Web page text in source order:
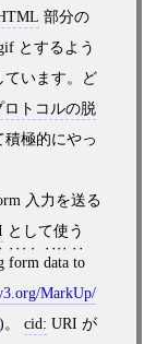
部分の
とするよう
ています。ど
ロトコルの脱
極的にやっ
入力を送る
として使う
form data to
MarkUp/
)。 cid: URI が